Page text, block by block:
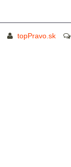
topPravo.sk